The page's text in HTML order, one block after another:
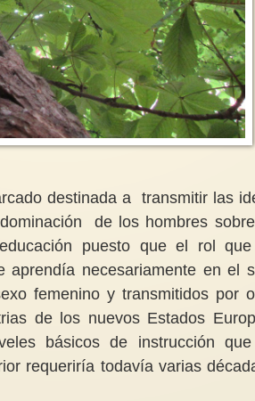
destinada a transmitir las
de los hombres
puesto que el rol
necesariamente en el
femenino y transmitidos por
de los nuevos Estados
básicos de instrucción
requeriría todavía varias
o punto
Nunca la guerra ¡ Siempre personas